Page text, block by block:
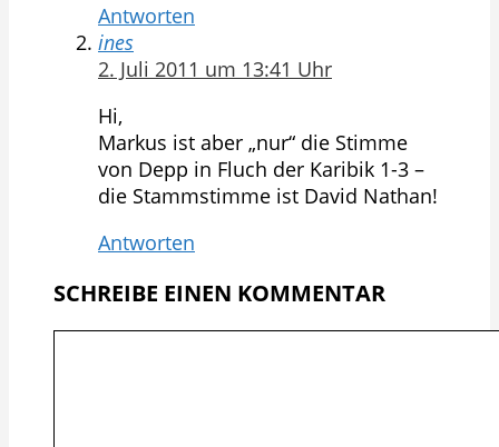
Antworten
ines
2. Juli 2011 um 13:41 Uhr
Hi,
Markus ist aber „nur“ die Stimme
von Depp in Fluch der Karibik 1-3 –
die Stammstimme ist David Nathan!
Antworten
SCHREIBE EINEN KOMMENTAR